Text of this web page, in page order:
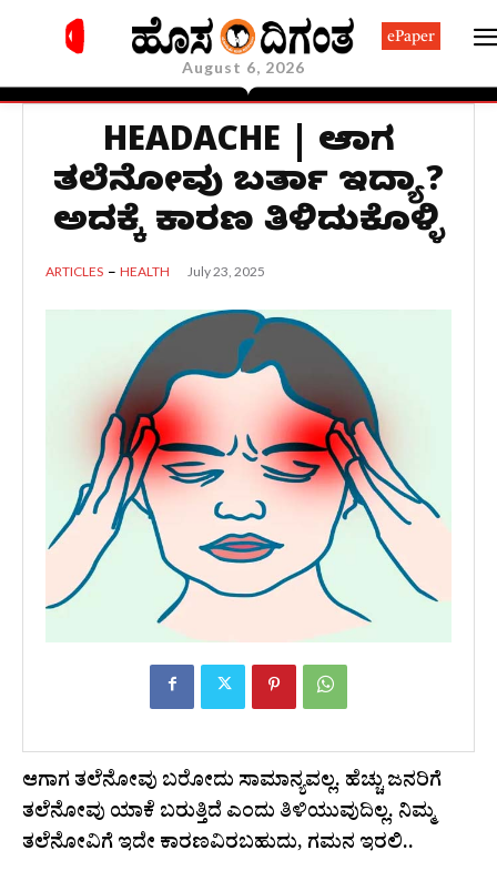
August 6, 2026
ePaper
HEADACHE | ಆಗಾಗ
ತಲೆನೋವು ಬರ್ತಾ ಇದ್ಯಾ?
ಅದಕ್ಕೆ ಕಾರಣ ತಿಳಿದುಕೊಳ್ಳಿ
ARTICLES HEALTH July 23, 2025
ಆಗಾಗ ತಲೆನೋವು ಬರೋದು ಸಾಮಾನ್ಯವಲ್ಲ. ಹೆಚ್ಚು ಜನರಿಗೆ
ತಲೆನೋವು ಯಾಕೆ ಬರುತ್ತಿದೆ ಎಂದು ತಿಳಿಯುವುದಿಲ್ಲ. ನಿಮ್ಮ
ತಲೆನೋವಿಗೆ ಇದೇ ಕಾರಣವಿರಬಹುದು, ಗಮನ ಇರಲಿ..